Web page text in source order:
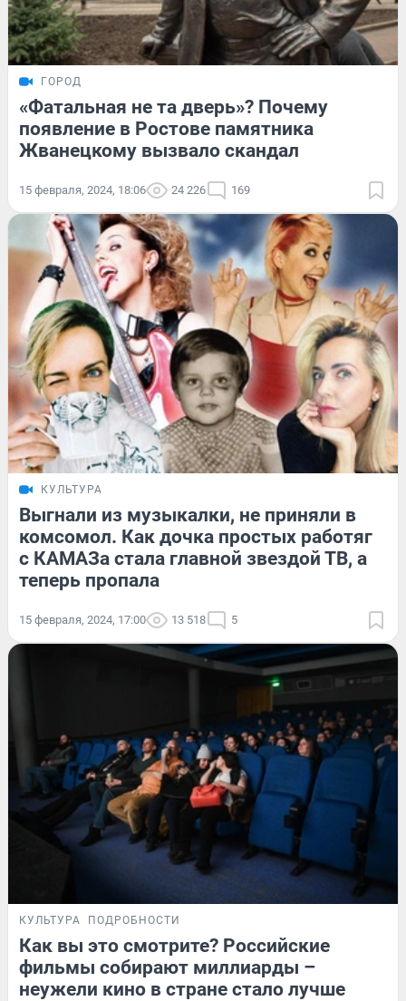
ГОРОД
«Фатальная не та дверь»? Почему
появление в Ростове памятника
Жванецкому вызвало скандал
15 февраля, 2024, 18:06 24 226 169
КУЛЬТУРА
Выгнали из музыкалки, не приняли в
комсомол. Как дочка простых работяг
с КАМАЗа стала главной звездой ТВ, а
теперь пропала
15 февраля, 2024, 17:00 13 518 5
КУЛЬТУРА ПОДРОБНОСТИ
Как вы это смотрите? Российские
фильмы собирают миллиарды –
неужели кино в стране стало лучше